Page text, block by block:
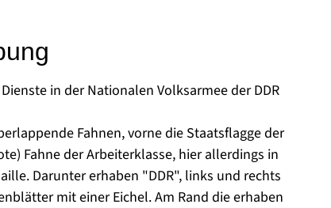
in der Nationalen Volksarmee der DDR
Fahnen, vorne die Staatsflagge der
Fahne der Arbeiterklasse, hier allerdings in
Darunter erhaben "DDR", links und rechts
mit einer Eichel. Am Rand die erhaben